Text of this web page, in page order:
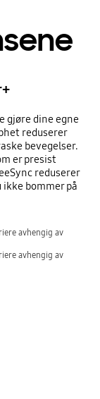
gjøre dine egne
reduserer
bevegelser.
er presist
reduserer
bommer på
avhengig av
avhengig av